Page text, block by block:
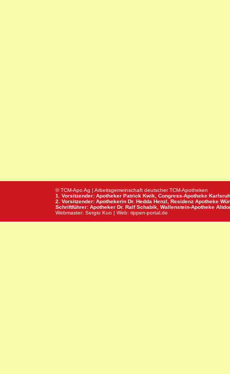
© TCM-Apo Ag | Arbeitsgemeinschaft deutscher TCM-Apotheken
1. Vorsitzender: Apotheker Patrick Kwik, Congress-Apotheke
2. Vorsitzender: Apothekerin Dr. Hedda Henzl, Residenz Apotheke
Schriftführer: Apotheker Dr. Ralf Schabik, Wallenstein-Apotheke
Webmaster: Sergio Kuo | Web: tippen-portal.de